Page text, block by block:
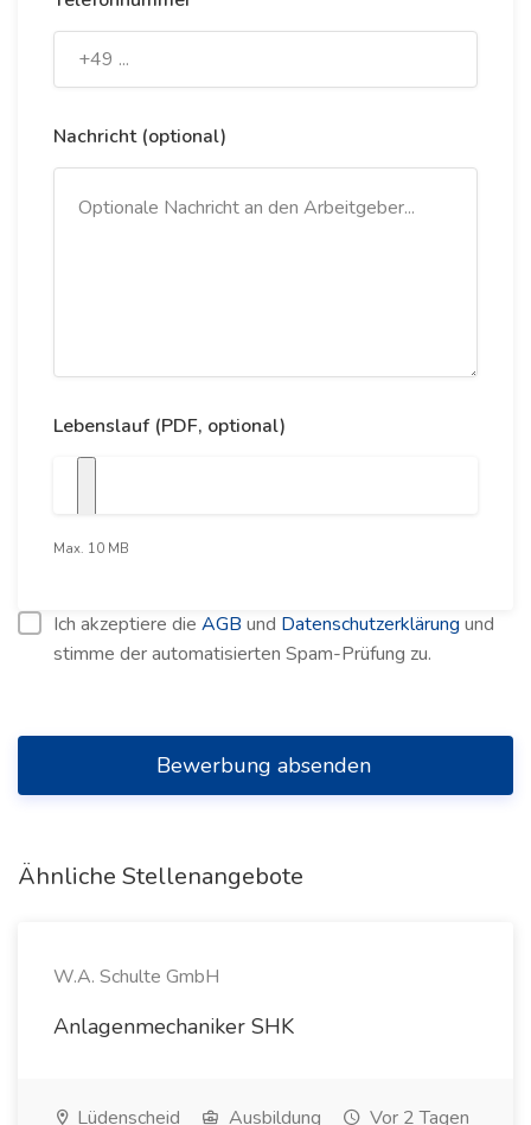
Nachricht (optional)
Lebenslauf (PDF, optional)
Max. 10 MB
Ich akzeptiere die AGB und Datenschutzerklärung und
stimme der automatisierten Spam-Prüfung zu.
Bewerbung absenden
Ähnliche Stellenangebote
W.A. Schulte GmbH
Anlagenmechaniker SHK
Lüdenscheid Ausbildung Vor 2 Tagen